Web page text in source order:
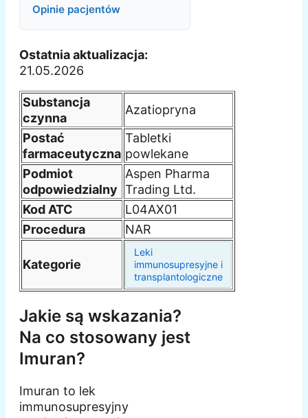
Opinie pacjentów
Ostatnia aktualizacja:
21.05.2026
Substancja
czynna
Azatiopryna
Postać
farmaceutyczna
Tabletki
powlekane
Podmiot
odpowiedzialny
Aspen Pharma
Trading Ltd.
Kod ATC
L04AX01
Procedura
NAR
Kategorie
Leki
immunosupresyjne i
transplantologiczne
Jakie są wskazania?
Na co stosowany jest
Imuran?
Imuran to lek
immunosupresyjny